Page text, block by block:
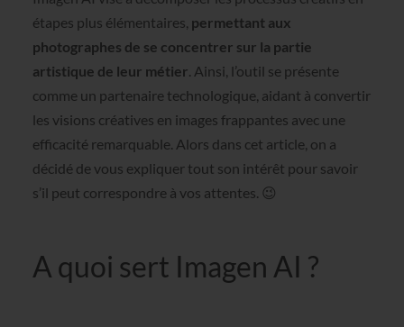
étapes plus élémentaires, permettant aux
photographes de se concentrer sur la partie
artistique de leur métier. Ainsi, l’outil se présente
comme un partenaire technologique, aidant à convertir
les visions créatives en images frappantes avec une
efficacité remarquable. Alors dans cet article, on a
décidé de vous expliquer tout son intérêt pour savoir
s’il peut correspondre à vos attentes. 😉
A quoi sert Imagen AI ?